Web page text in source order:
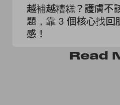
越補越糟糕？護膚不
題，靠 3 個核心找回
感！
Read